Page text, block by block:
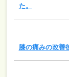
た。
膝の痛みの改善